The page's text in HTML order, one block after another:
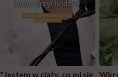
"Jestem w ciąży, co mi się